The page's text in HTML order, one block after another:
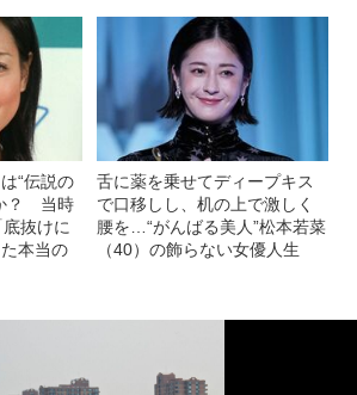
“伝説の
？ 当時
抜けに
本当の
舌に薬を乗せてディープキス
で口移しし、机の上で激しく
腰を…“がんばる美人”松本若菜
（40）の飾らない女優人生